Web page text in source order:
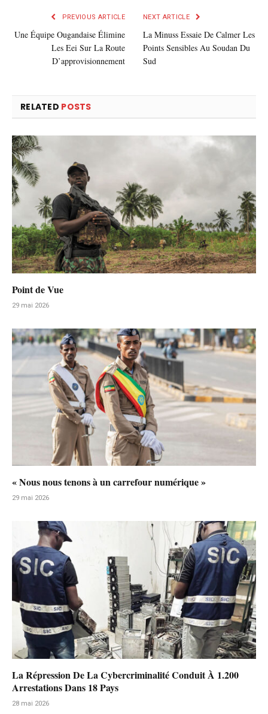
PREVIOUS ARTICLE
Une Équipe Ougandaise Élimine
Les Eei Sur La Route
D’approvisionnement
NEXT ARTICLE
La Minuss Essaie De Calmer Les
Points Sensibles Au Soudan Du
Sud
RELATED POSTS
Point de Vue
29 mai 2026
« Nous nous tenons à un carrefour numérique »
29 mai 2026
La Répression De La Cybercriminalité Conduit À 1.200
Arrestations Dans 18 Pays
28 mai 2026